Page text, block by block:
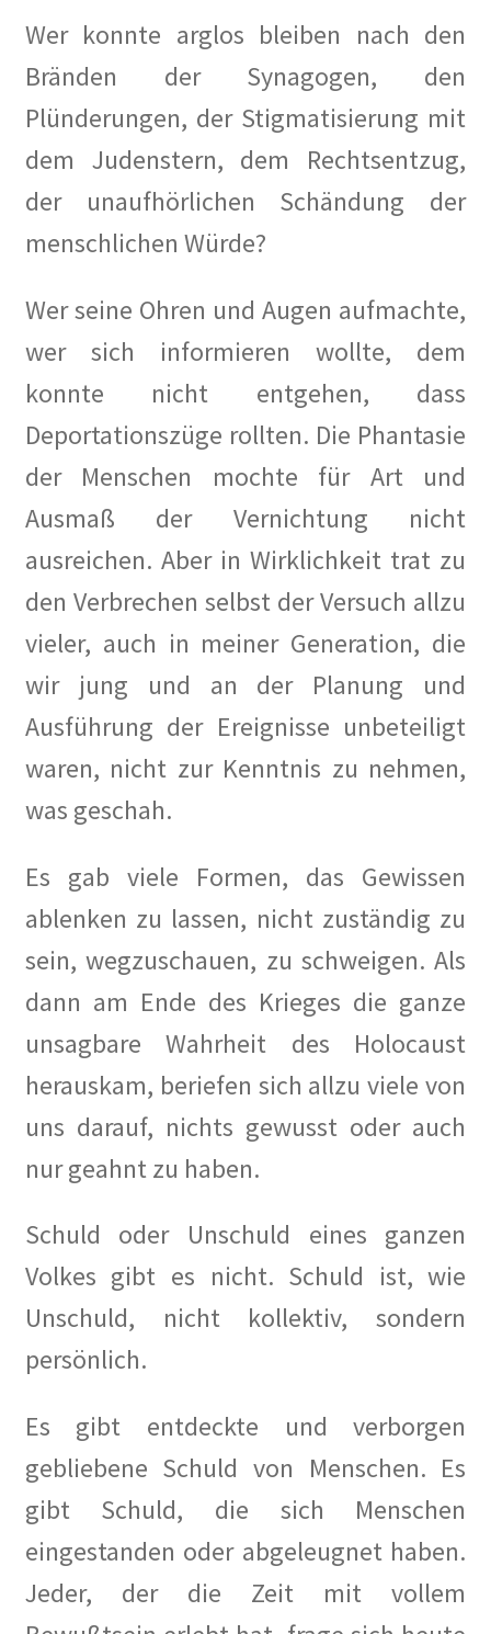
Wer konnte arglos bleiben nach den
Bränden der Synagogen, den
Plünderungen, der Stigmatisierung mit
dem Judenstern, dem Rechtsentzug,
der unaufhörlichen Schändung der
menschlichen Würde?
Wer seine Ohren und Augen aufmachte,
wer sich informieren wollte, dem
konnte nicht entgehen, dass
Deportationszüge rollten. Die Phantasie
der Menschen mochte für Art und
Ausmaß der Vernichtung nicht
ausreichen. Aber in Wirklichkeit trat zu
den Verbrechen selbst der Versuch allzu
vieler, auch in meiner Generation, die
wir jung und an der Planung und
Ausführung der Ereignisse unbeteiligt
waren, nicht zur Kenntnis zu nehmen,
was geschah.
Es gab viele Formen, das Gewissen
ablenken zu lassen, nicht zuständig zu
sein, wegzuschauen, zu schweigen. Als
dann am Ende des Krieges die ganze
unsagbare Wahrheit des Holocaust
herauskam, beriefen sich allzu viele von
uns darauf, nichts gewusst oder auch
nur geahnt zu haben.
Schuld oder Unschuld eines ganzen
Volkes gibt es nicht. Schuld ist, wie
Unschuld, nicht kollektiv, sondern
persönlich.
Es gibt entdeckte und verborgen
gebliebene Schuld von Menschen. Es
gibt Schuld, die sich Menschen
eingestanden oder abgeleugnet haben.
Jeder, der die Zeit mit vollem